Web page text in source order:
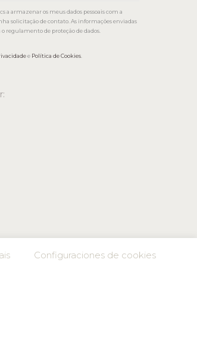
a armazenar os meus dados pessoais com a
solicitação de contato. As informações enviadas
o regulamento de proteção de dados.
e Política de Cookies.
Configuraciones de cookies